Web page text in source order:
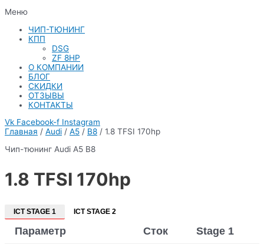
Меню
ЧИП-ТЮНИНГ
КПП
DSG
ZF 8HP
О КОМПАНИИ
БЛОГ
СКИДКИ
ОТЗЫВЫ
КОНТАКТЫ
Vk Facebook-f Instagram
Главная / Audi / A5 / B8 / 1.8 TFSI 170hp
Чип-тюнинг Audi A5 B8
1.8 TFSI 170hp
ICT STAGE 1 ICT STAGE 2
Параметр Сток Stage 1